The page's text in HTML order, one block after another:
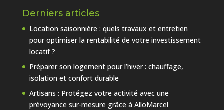
Derniers articles
Location saisonnière : quels travaux et entretien
pour optimiser la rentabilité de votre investissement
locatif ?
Préparer son logement pour l’hiver : chauffage,
isolation et confort durable
Artisans : Protégez votre activité avec une
prévoyance sur-mesure grâce à AlloMarcel